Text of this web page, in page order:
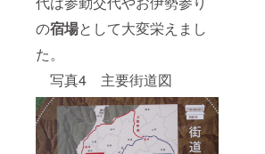
の宿場として大変栄えまし
た。
写真4 主要街道図